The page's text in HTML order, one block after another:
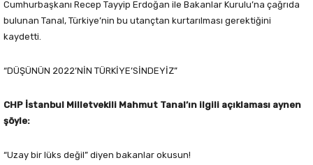
Cumhurbaşkanı Recep Tayyip Erdoğan ile Bakanlar Kurulu’na çağrıda
bulunan Tanal, Türkiye’nin bu utançtan kurtarılması gerektiğini
kaydetti.
“DÜŞÜNÜN 2022’NİN TÜRKİYE’SİNDEYİZ”
CHP İstanbul Milletvekili Mahmut Tanal’ın ilgili açıklaması aynen
şöyle:
“Uzay bir lüks değil” diyen bakanlar okusun!